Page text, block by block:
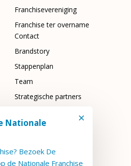
Franchisevereniging
Franchise ter overname
Contact
Brandstory
Stappenplan
Team
Strategische partners
FranchiseAdviseur
Nationale
Bezoek De
de Nationale Franchise
×